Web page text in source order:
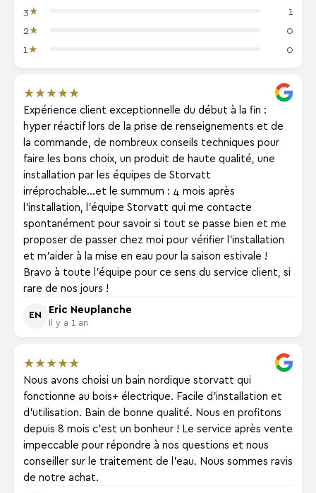
3★
1
2★
0
1 ★ 0
★★★★★
Expérience client exceptionnelle du début à la fin :
hyper réactif lors de la prise de renseignements et de
la commande, de nombreux conseils techniques pour
faire les bons choix, un produit de haute qualité, une
installation par les équipes de Storvatt
irréprochable...et le summum : 4 mois après
l'installation, l'équipe Storvatt qui me contacte
spontanément pour savoir si tout se passe bien et me
proposer de passer chez moi pour vérifier l'installation
et m'aider à la mise en eau pour la saison estivale !
Bravo à toute l'équipe pour ce sens du service client, si
rare de nos jours !
EN
Eric Neuplanche
Il y a 1 an
★★★★★
Nous avons choisi un bain nordique storvatt qui
fonctionne au bois+ électrique. Facile d'installation et
d'utilisation. Bain de bonne qualité. Nous en profitons
depuis 8 mois c'est un bonheur ! Le service après vente
impeccable pour répondre à nos questions et nous
conseiller sur le traitement de l'eau. Nous sommes ravis
de notre achat.